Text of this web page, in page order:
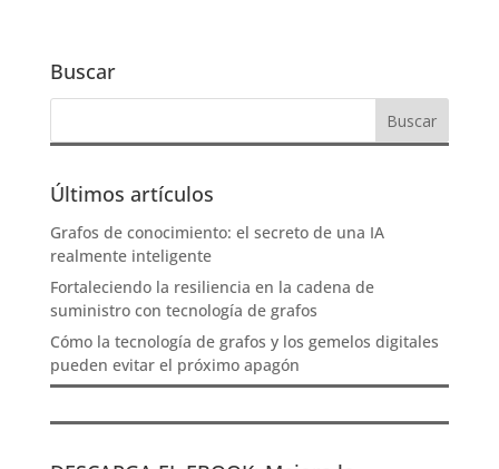
Buscar
Últimos artículos
Grafos de conocimiento: el secreto de una IA
realmente inteligente
Fortaleciendo la resiliencia en la cadena de
suministro con tecnología de grafos
Cómo la tecnología de grafos y los gemelos digitales
pueden evitar el próximo apagón